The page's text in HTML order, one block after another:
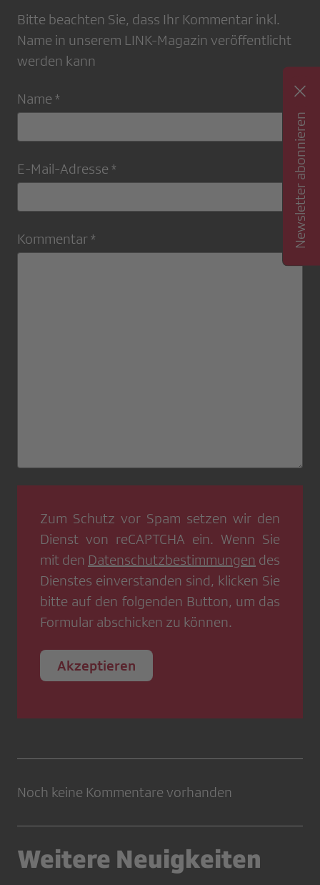
Bitte beachten Sie, dass Ihr Kommentar inkl.
Name in unserem LINK-Magazin veröffentlicht
werden kann
Name *
E-Mail-Adresse *
Kommentar *
Zum Schutz vor Spam setzen wir den
Dienst von reCAPTCHA ein. Wenn Sie
mit den Datenschutzbestimmungen des
Dienstes einverstanden sind, klicken Sie
bitte auf den folgenden Button, um das
Formular abschicken zu können.
Akzeptieren
Noch keine Kommentare vorhanden
Weitere Neuigkeiten
Newsletter abonnieren